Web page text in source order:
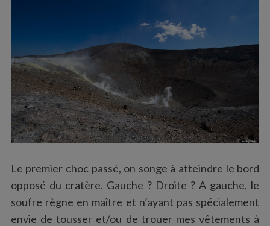
Le premier choc passé, on songe à atteindre le bord
opposé du cratère. Gauche ? Droite ? A gauche, le
soufre règne en maître et n’ayant pas spécialement
envie de tousser et/ou de trouer mes vêtements à